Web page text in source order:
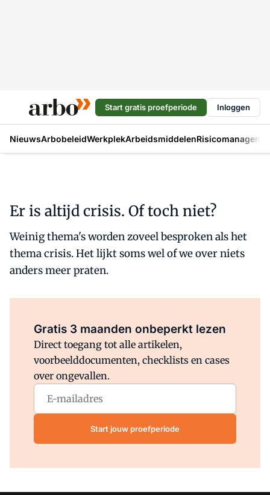
Start gratis proefperiode Inloggen
NieuwsArbobeleidWerkplekArbeidsmiddelen
Er is altijd crisis. Of toch niet?
Weinig thema's worden zoveel besproken als het
thema crisis. Het lijkt soms wel of we over niets
anders meer praten.
Gratis 3 maanden onbeperkt lezen
Direct toegang tot alle artikelen,
voorbeelddocumenten, checklists en cases
over ongevallen.
Start jouw proefperiode